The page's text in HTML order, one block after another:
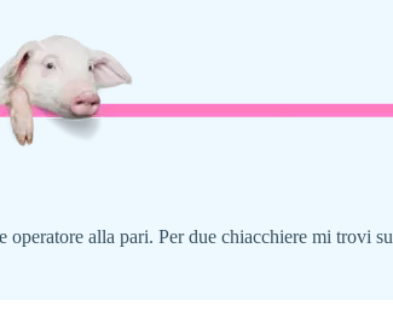
operatore alla pari. Per due chiacchiere mi trovi su